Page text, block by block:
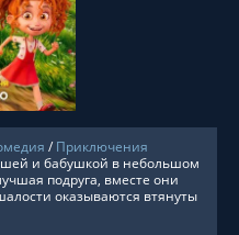
/ Приключения
и бабушкой в небольшом
подруга, вместе они
оказываются втянуты